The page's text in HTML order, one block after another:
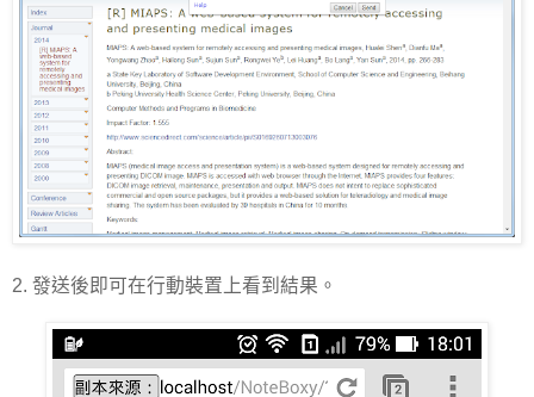
2. 發送後即可在行動裝置上看到結果。